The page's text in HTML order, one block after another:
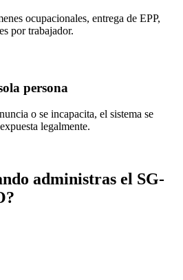
ocupacionales, entrega de EPP,
por trabajador.
persona
o se incapacita, el sistema se
legalmente.
administras el SG-